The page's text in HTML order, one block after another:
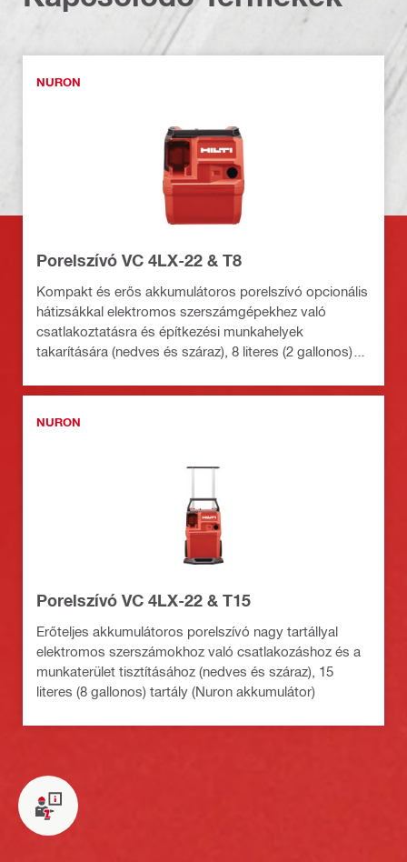
NURON
Porelszívó VC 4LX-22 & T8
Kompakt és erős akkumulátoros porelszívó opcionális
hátizsákkal elektromos szerszámgépekhez való
csatlakoztatásra és építkezési munkahelyek
takarítására (nedves és száraz), 8 literes (2 gallonos)
NURON
Porelszívó VC 4LX-22 & T15
Erőteljes akkumulátoros porelszívó nagy tartállyal
elektromos szerszámokhoz való csatlakozáshoz és a
munkaterület tisztításához (nedves és száraz), 15
literes (8 gallonos) tartály (Nuron akkumulátor)